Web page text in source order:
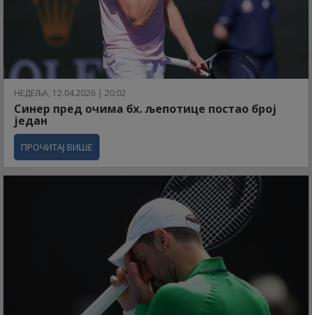
НЕДЕЉА, 12.04.2026 | 20:02
Синер пред очима бх. љепотице постао број
један
ПРОЧИТАЈ ВИШЕ